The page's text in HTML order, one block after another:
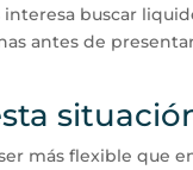
interesa buscar
antes de
más flexible que